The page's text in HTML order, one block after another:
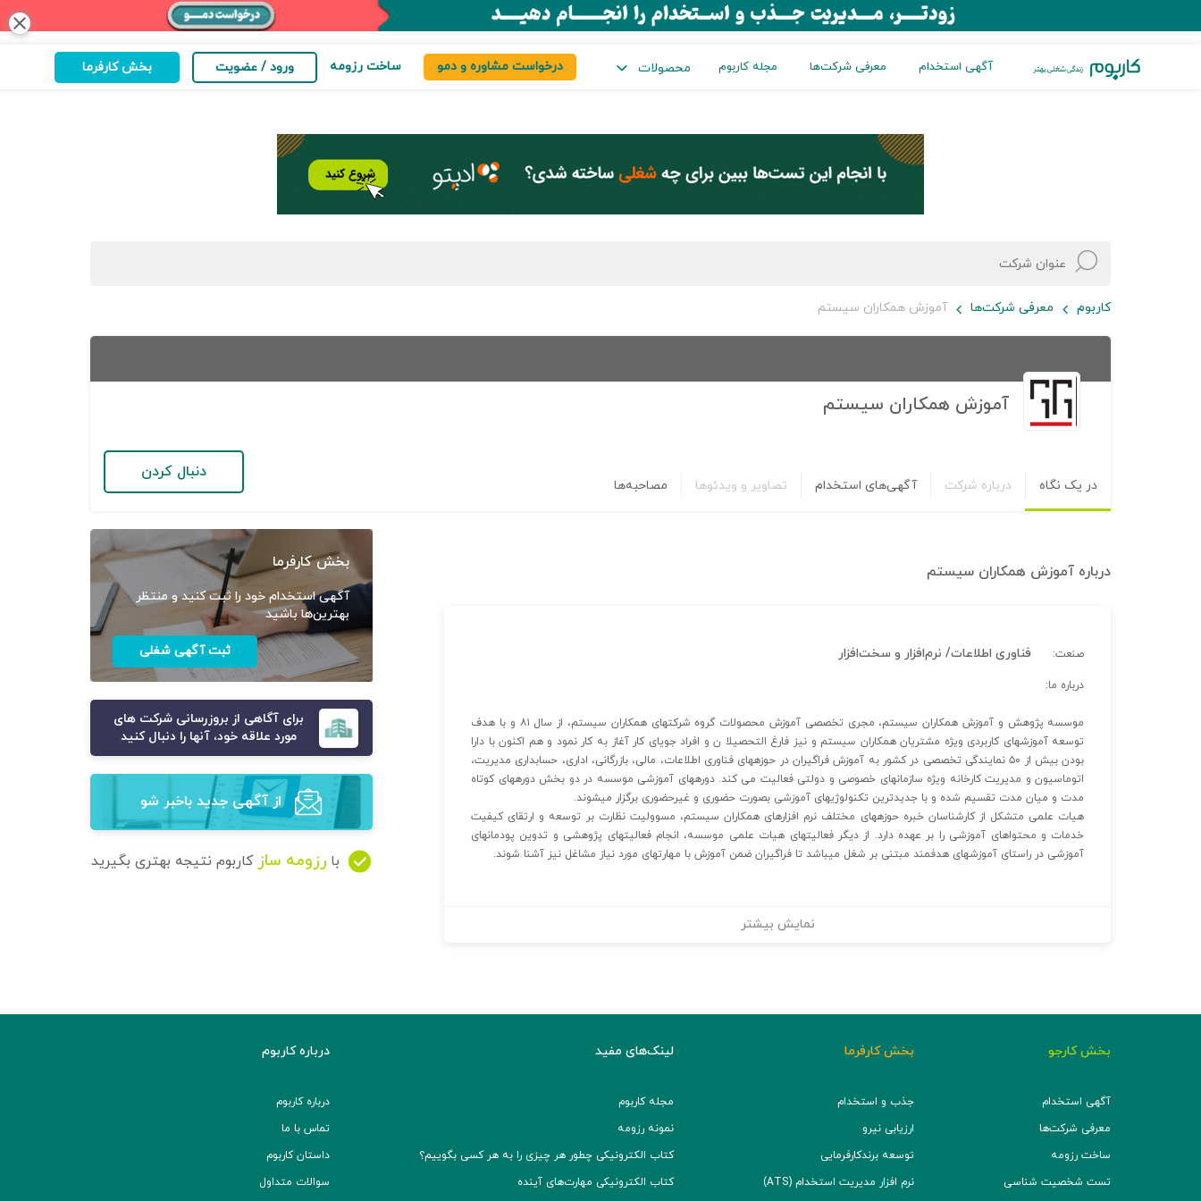
close
آگهی استخدام معرفی شرکت‌ها مجله کاربوم محصولات درخواست مشاوره و دمو ساخت رزومه ورود / عضویت بخش کارفرما
کاربوم معرفی شرکت‌ها آموزش همکاران سیستم
آموزش همکاران سیستم
در یک نگاه درباره شرکت آگهی‌های استخدام تصاویر و ویدئوها مصاحبه‌ها
دنبال کردن
درباره آموزش همکاران سیستم
صنعت: فناوری اطلاعات/ نرم‌افزار و سخت‌افزار
درباره ما:
موسسه پژوهش و آموزش همکاران سیستم، مجری تخصصی آموزش محصولات گروه شرکت‏های همکاران سیستم، از سال ۸۱ و با هدف
توسعه آموزش‏های کاربردی ویژه مشتریان همکاران سیستم و نیز فارغ التحصیلا ن و افراد جویای کار آغاز به کار نمود و هم اکنون با دارا
بودن بیش از ۵۰ نمایندگی تخصصی در کشور به آموزش فراگیران در حوزه‏های فناوری اطلاعات، مالی، بازرگانی، اداری، حسابداری مدیریت،
اتوماسیون و مدیریت کارخانه ویژه سازمان‏های خصوصی و دولتی فعالیت می کند. دوره‏های آموزشی موسسه در دو بخش دوره‏های کوتاه
مدت و میان مدت تقسیم شده و با جدیدترین تکنولوژی‏های آموزشی بصورت حضوری و غیرحضوری برگزار می‏شوند.
هیات علمی متشکل از کارشناسان خبره حوزه‏های مختلف نرم افزارهای همکاران سیستم، مسوولیت نظارت بر توسعه و ارتقای کیفیت
خدمات و محتواهای آموزشی را بر عهده دارد. از دیگر فعالیت‏های هیات علمی موسسه، انجام فعالیتهای پژوهشی و تدوین پودمان‏های
آموزشی در راستای آموزش‏های هدفمند مبتنی بر شغل می‏باشد تا فراگیران ضمن آموزش با مهارتهای مورد نیاز مشاغل نیز آشنا شوند.
نمایش بیشتر
بخش کارفرما
آگهی استخدام خود را ثبت کنید و منتظر
بهترین‌ها باشید
ثبت آگهی شغلی
برای آگاهی از بروزرسانی شرکت های
مورد علاقه خود، آنها را دنبال کنید
از آگهی‌ جدید باخبر شو
با رزومه ساز کاربوم نتیجه بهتری بگیرید
بخش کارجو
آگهی استخدام
معرفی شرکت‌ها
ساخت رزومه
تست شخصیت شناسی
بخش کارفرما
جذب و استخدام
ارزیابی نیرو
توسعه برند‌کارفرمایی
نرم افزار مدیریت استخدام (ATS)
لینک‌های مفید
مجله کاربوم
نمونه رزومه
کتاب الکترونیکی چطور هر چیزی را به هر کسی بگوییم؟
کتاب الکترونیکی مهارت‌های آینده
درباره کاربوم
درباره کاربوم
تماس با ما
داستان کاربوم
سوالات متداول